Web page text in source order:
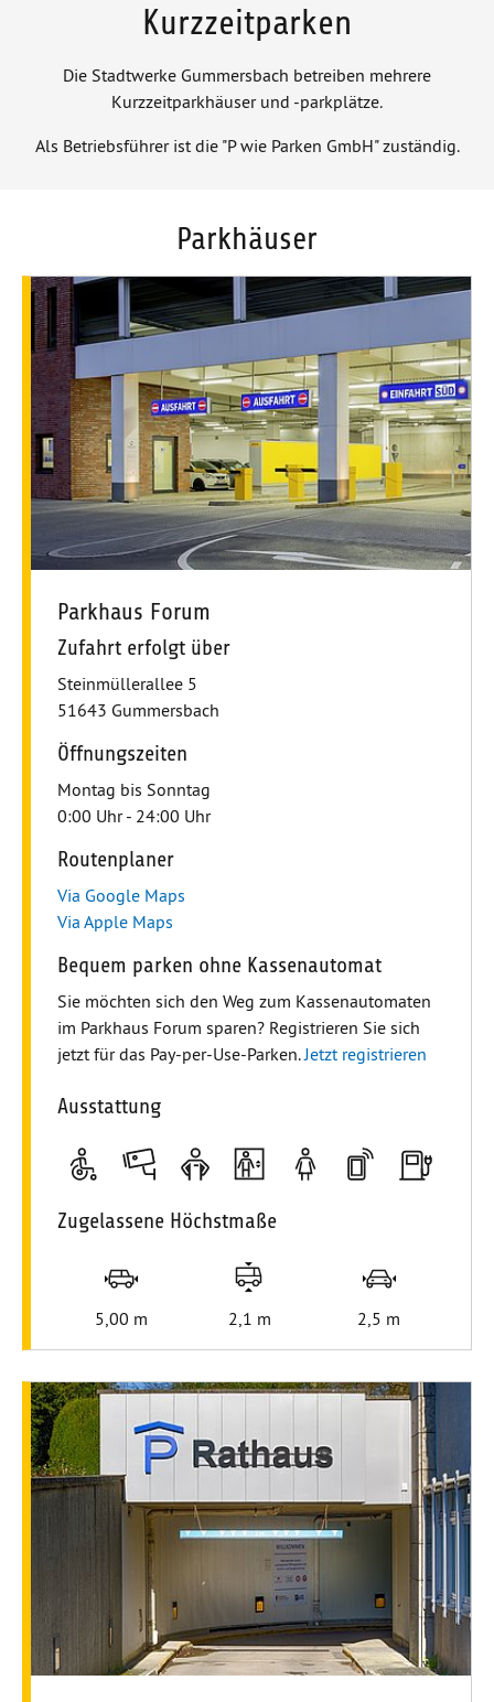
Kurzzeitparken
Die Stadtwerke Gummersbach betreiben mehrere
Kurzzeitparkhäuser und -parkplätze.
Als Betriebsführer ist die "P wie Parken GmbH" zuständig.
Parkhäuser
Parkhaus Forum
Zufahrt erfolgt über
Steinmüllerallee 5
51643 Gummersbach
Öffnungszeiten
Montag bis Sonntag
0:00 Uhr - 24:00 Uhr
Routenplaner
Via Google Maps
Via Apple Maps
Bequem parken ohne Kassenautomat
Sie möchten sich den Weg zum Kassenautomaten
im Parkhaus Forum sparen? Registrieren Sie sich
jetzt für das Pay-per-Use-Parken.Jetzt registrieren
Ausstattung
Stellplätze für Personen mit Handicap
Videoüberwachung für Ihre Sicherheit
Service-Personal für Rückfragen vor Ort
Ausgestattet mit modernen
Frauenparkplätze für
Zwei E-
Zugelassene Höchstmaße
Längenbeschränkung
5,00 m
Höhenbeschränkung
2,1 m
Stellplatzbreite
2,5 m